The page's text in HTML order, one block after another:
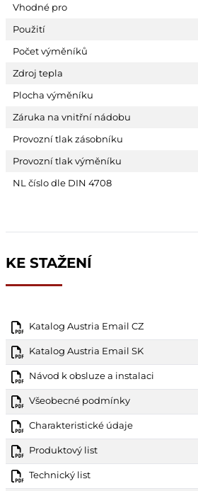
Vhodné pro
Použití
Počet výměníků
Zdroj tepla
Plocha výměníku
Záruka na vnitřní nádobu
Provozní tlak zásobníku
Provozní tlak výměníku
NL číslo dle DIN 4708
KE STAŽENÍ
Katalog Austria Email CZ
Katalog Austria Email SK
Návod k obsluze a instalaci
Všeobecné podmínky
Charakteristické údaje
Produktový list
Technický list